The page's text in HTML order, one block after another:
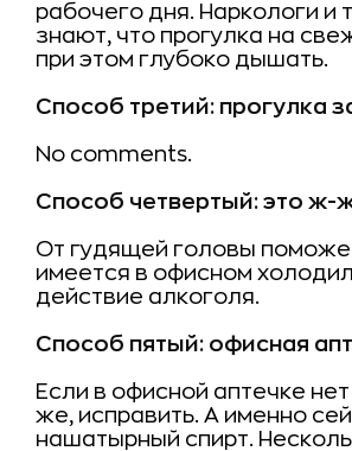
рабочего дня. Наркологи и
знают, что прогулка на
при этом глубоко дышать.
Способ третий: прогулка
No comments.
Способ четвертый: это ж-
От гудящей головы
имеется в офисном
действие алкоголя.
Способ пятый: офисная
Если в офисной аптечке
же, исправить. А именно
нашатырный спирт.